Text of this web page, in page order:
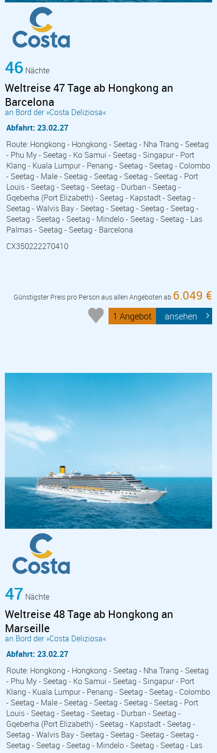
46 Nächte
Weltreise 47 Tage ab Hongkong an
Barcelona
an Bord der »Costa Deliziosa«
Abfahrt: 23.02.27
Route: Hongkong - Hongkong - Seetag - Nha Trang - Seetag
- Phu My - Seetag - Ko Samui - Seetag - Singapur - Port
Klang - Kuala Lumpur - Penang - Seetag - Seetag - Colombo
- Seetag - Male - Seetag - Seetag - Seetag - Seetag - Port
Louis - Seetag - Seetag - Seetag - Durban - Seetag -
Gqeberha (Port Elizabeth) - Seetag - Kapstadt - Seetag -
Seetag - Walvis Bay - Seetag - Seetag - Seetag - Seetag -
Seetag - Seetag - Seetag - Mindelo - Seetag - Seetag - Las
Palmas - Seetag - Seetag - Barcelona
CX350222270410
Günstigster Preis pro Person aus allen Angeboten ab 6.049 €
1 Angebot ansehen
47 Nächte
Weltreise 48 Tage ab Hongkong an
Marseille
an Bord der »Costa Deliziosa«
Abfahrt: 23.02.27
Route: Hongkong - Hongkong - Seetag - Nha Trang - Seetag
- Phu My - Seetag - Ko Samui - Seetag - Singapur - Port
Klang - Kuala Lumpur - Penang - Seetag - Seetag - Colombo
- Seetag - Male - Seetag - Seetag - Seetag - Seetag - Port
Louis - Seetag - Seetag - Seetag - Durban - Seetag -
Gqeberha (Port Elizabeth) - Seetag - Kapstadt - Seetag -
Seetag - Walvis Bay - Seetag - Seetag - Seetag - Seetag -
Seetag - Seetag - Seetag - Mindelo - Seetag - Seetag - Las